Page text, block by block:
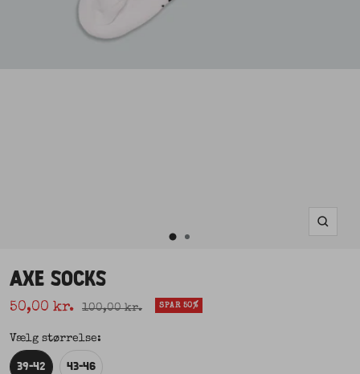
Zoom
slide
2
AXE SOCKS
Udsalgspris
50,00 kr. Normal pris
100,00 kr. SPAR 50%
Vælg størrelse:
39-42 43-46